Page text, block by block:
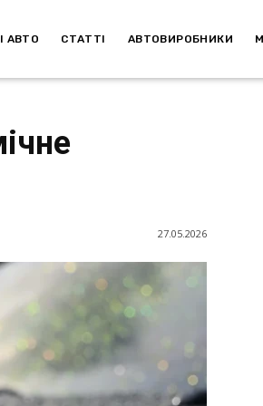
АВТО СТАТТІ АВТОВИРОБНИКИ
27.05.2026